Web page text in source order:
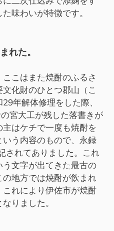
味わいが特徴です。
れた。
こはまた焼酎のふるさ
化財のひとつ郡山（こ
年解体修理をした際、
宮大工が残した落書きが
はケチで一度も焼酎を
う内容のもので、永録
されてありました。これ
文字が出てきた最古の
地方では焼酎が飲まれ
れにより伊佐市が焼酎
りました。